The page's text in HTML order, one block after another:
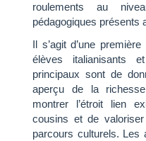
roulements au
pédagogiques présents
Il s’agit d’une
élèves italianisants
principaux sont de
aperçu de la
montrer l’étroit lien
cousins et de
parcours culturels. Les